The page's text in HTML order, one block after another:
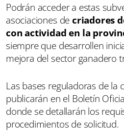
Podrán acceder a estas
asociaciones decriadores
con actividad en la
siempre que desarrollen
mejora del sector ganadero
Las bases reguladoras de la
publicarán en el Boletín
donde se detallarán los
procedimientos de solicitud.